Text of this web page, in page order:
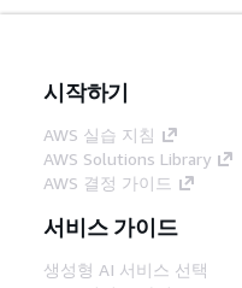
시작하기
AWS 실습 지침
AWS Solutions Library
AWS 결정 가이드
서비스 가이드
생성형 AI 서비스 선택